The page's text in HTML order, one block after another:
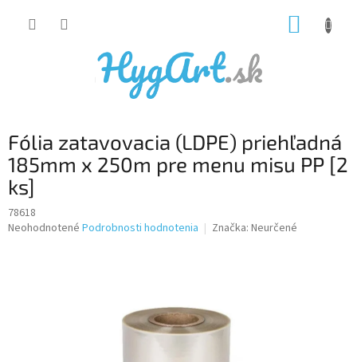
Fólia zatavovacia (LDPE) priehľadná
185mm x 250m pre menu misu PP [2
ks]
78618
Priemerné
Neohodnotené Podrobnosti hodnotenia Značka: Neurčené